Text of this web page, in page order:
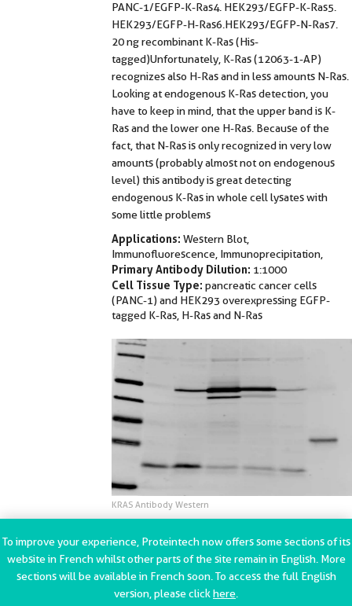
PANC-1/EGFP-K-Ras4. HEK293/EGFP-K-Ras5.
HEK293/EGFP-H-Ras6.HEK293/EGFP-N-Ras7.
20 ng recombinant K-Ras (His-
tagged)Unfortunately, K-Ras (12063-1-AP)
recognizes also H-Ras and in less amounts N-Ras.
Looking at endogenous K-Ras detection, you
have to keep in mind, that the upper band is K-
Ras and the lower one H-Ras. Because of the
fact, that N-Ras is only recognized in very low
amounts (probably almost not on endogenous
level) this antibody is great detecting
endogenous K-Ras in whole cell lysates with
some little problems
Applications: Western Blot,
Immunofluorescence, Immunoprecipitation,
Primary Antibody Dilution: 1:1000
Cell Tissue Type: pancreatic cancer cells
(PANC-1) and HEK293 overexpressing EGFP-
tagged K-Ras, H-Ras and N-Ras
KRAS Antibody Western
Blot,Immunofluorescence,Immunoprecipitation, validation
(1:1000 dilution) in pancreatic cancer cells (PANC-1) and
HEK293 overexpressing EGFP-tagged K-Ras, H-Ras and N-
Ras (Cat no:12063-1-AP)
To improve your experience, Proteintech now offers some sections of its
website in French whilst other parts of the site remain in English. More
sections will be available in French soon. To access the full English
version, please click here